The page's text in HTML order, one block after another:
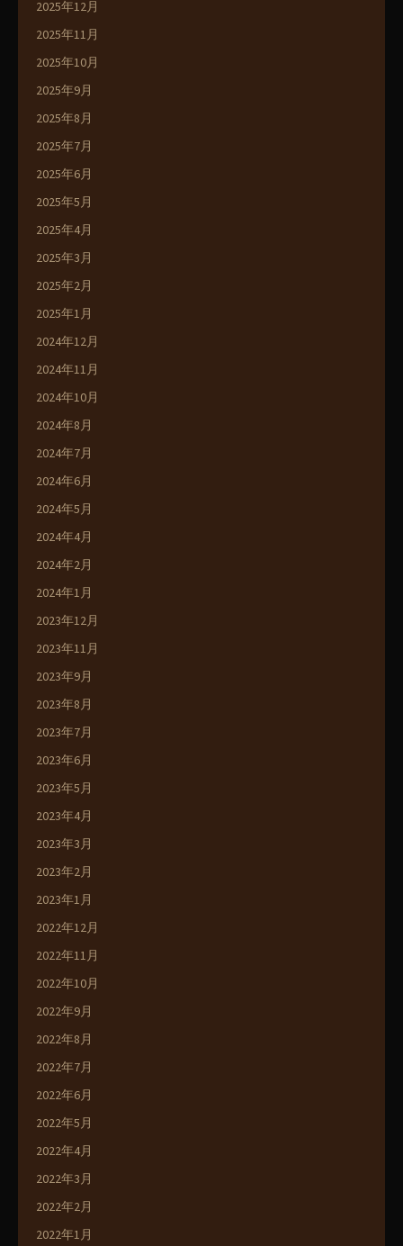
2025年12月
2025年11月
2025年10月
2025年9月
2025年8月
2025年7月
2025年6月
2025年5月
2025年4月
2025年3月
2025年2月
2025年1月
2024年12月
2024年11月
2024年10月
2024年8月
2024年7月
2024年6月
2024年5月
2024年4月
2024年2月
2024年1月
2023年12月
2023年11月
2023年9月
2023年8月
2023年7月
2023年6月
2023年5月
2023年4月
2023年3月
2023年2月
2023年1月
2022年12月
2022年11月
2022年10月
2022年9月
2022年8月
2022年7月
2022年6月
2022年5月
2022年4月
2022年3月
2022年2月
2022年1月